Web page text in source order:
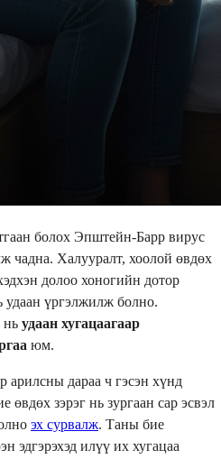
болох Эпштейн-Барр вирус
чадна. Халууралт, хоолой өвдөх
долоо хоногийн дотор
удаан үргэлжилж болно.
нь удаан хугацаагаар
юм.
арилсны дараа ч гэсэн хүнд
өвдөх зэрэг нь зургаан сар эсвэл
эх сурвалж. Таны бие
эдгэрэхэд илүү их хугацаа